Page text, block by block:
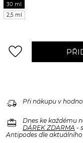
30 ml
2,5 ml
favorite_border
delivery_truck_speed Při nákupu v
redeem
Dnes ke každému
DÁREK ZDARMA -
Antipodes dle